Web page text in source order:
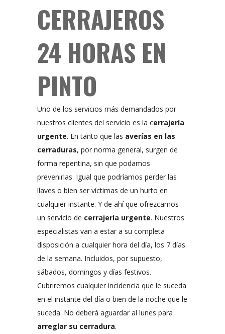
CERRAJEROS
24 HORAS EN
PINTO
Uno de los servicios más demandados por
nuestros clientes del servicio es la cerrajería
urgente. En tanto que las averías en las
cerraduras, por norma general, surgen de
forma repentina, sin que podamos
prevenirlas. Igual que podríamos perder las
llaves o bien ser víctimas de un hurto en
cualquier instante. Y de ahí que ofrezcamos
un servicio de cerrajería urgente. Nuestros
especialistas van a estar a su completa
disposición a cualquier hora del día, los 7 días
de la semana. Incluidos, por supuesto,
sábados, domingos y días festivos.
Cubriremos cualquier incidencia que le suceda
en el instante del día o bien de la noche que le
suceda. No deberá aguardar al lunes para
arreglar su cerradura.